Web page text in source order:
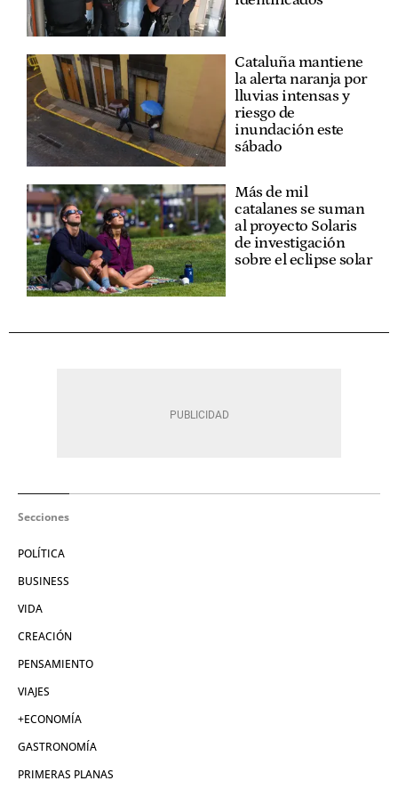
Cataluña mantiene
la alerta naranja por
lluvias intensas y
riesgo de
inundación este
sábado
Más de mil
catalanes se suman
al proyecto Solaris
de investigación
sobre el eclipse solar
Secciones
POLÍTICA
BUSINESS
VIDA
CREACIÓN
PENSAMIENTO
VIAJES
+ECONOMÍA
GASTRONOMÍA
PRIMERAS PLANAS